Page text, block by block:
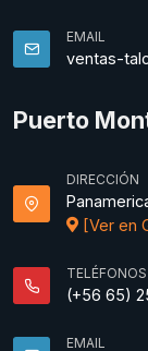
EMAIL
ventas-
Puerto
DIRECCIÓN
[Ver en
TELÉFONOS
(+56 65)
EMAIL